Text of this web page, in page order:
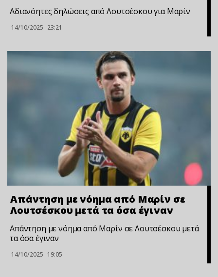
Αδιανόητες δηλώσεις από Λουτσέσκου για Μαρίν
14/10/2025 23:21
Απάντηση με νόημα από Μαρίν σε
Λουτσέσκου μετά τα όσα έγιναν
Απάντηση με νόημα από Μαρίν σε Λουτσέσκου μετά
τα όσα έγιναν
14/10/2025 19:05